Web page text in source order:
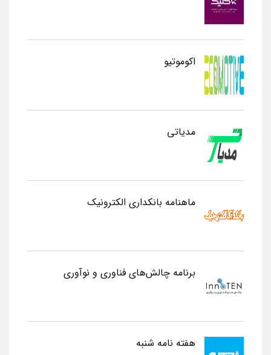
اکوموتیو
مدیاتی
ماهنامه بانکداری الکترونیک
برنامه چالش‌های فناوری و نوآوری
هفته نامه شنبه